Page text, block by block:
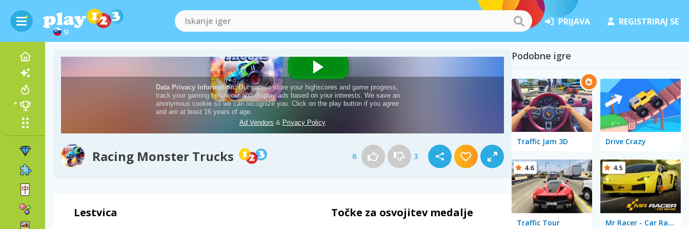
SI
PRIJAVA REGISTRIRAJ SE
Racing Monster Trucks 6 3
Lestvica Točke za osvojitev medalje
Podobne igre
Traffic Jam 3D Drive Crazy
Traffic Tour
4.6
Mr Racer - Car Racing
4.5